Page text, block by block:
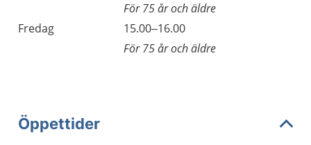
För 75 år och äldre
Fredag
15.00–16.00
För 75 år och äldre
Öppettider